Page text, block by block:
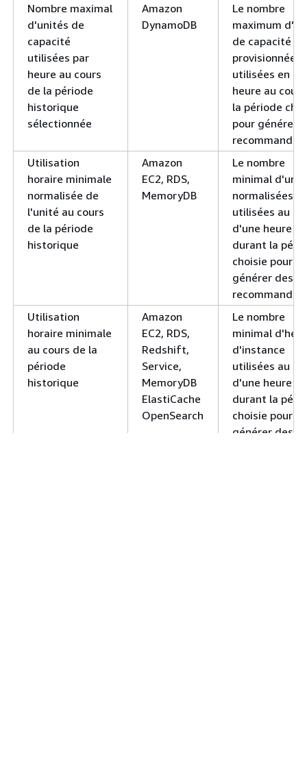
Nombre maximal
d'unités de
capacité
utilisées par
heure au cours
de la période
historique
sélectionnée
Amazon
DynamoDB
Le nombre
maximum
de capacité
provisionnées
utilisées en
heure au
la période
pour générer
Utilisation
horaire minimale
normalisée de
l'unité au cours
de la période
historique
Amazon
EC2, RDS,
MemoryDB
Le nombre
minimal
normalisées
utilisées au
d'une heure
durant la
choisie pour
générer des
Utilisation
horaire minimale
au cours de la
période
historique
Amazon
EC2, RDS,
Redshift,
Service,
MemoryDB
ElastiCache
OpenSearch
Le nombre
minimal
d'instance
utilisées au
d'une heure
durant la
choisie pour
générer des